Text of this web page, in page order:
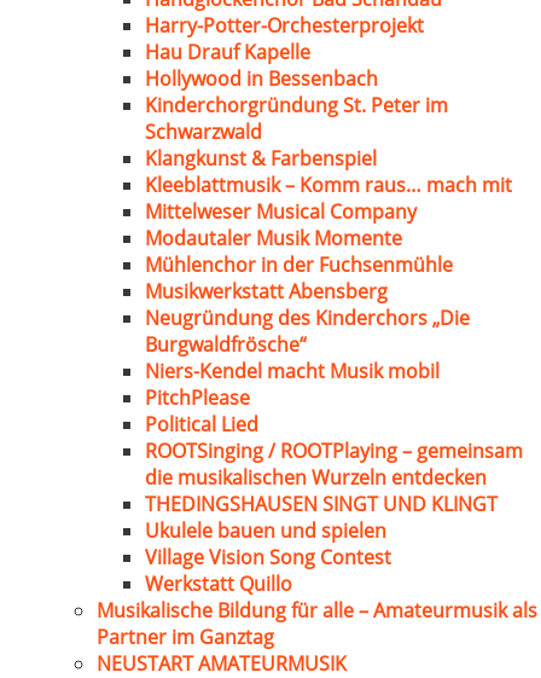
Harry-Potter-Orchesterprojekt
Hau Drauf Kapelle
Hollywood in Bessenbach
Kinderchorgründung St. Peter im
Schwarzwald
Klangkunst & Farbenspiel
Kleeblattmusik – Komm raus… mach mit
Mittelweser Musical Company
Modautaler Musik Momente
Mühlenchor in der Fuchsenmühle
Musikwerkstatt Abensberg
Neugründung des Kinderchors „Die
Burgwaldfrösche“
Niers-Kendel macht Musik mobil
PitchPlease
Political Lied
ROOTSinging / ROOTPlaying – gemeinsam
die musikalischen Wurzeln entdecken
THEDINGSHAUSEN SINGT UND KLINGT
Ukulele bauen und spielen
Village Vision Song Contest
Werkstatt Quillo
Musikalische Bildung für alle – Amateurmusik als
Partner im Ganztag
NEUSTART AMATEURMUSIK